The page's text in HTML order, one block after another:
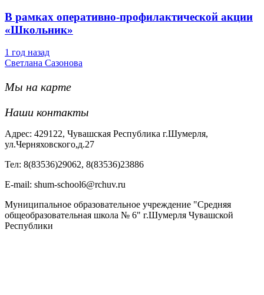
В рамках оперативно-профилактической акции
«Школьник»
1 год назад
Светлана Сазонова
Мы на карте
Наши контакты
Адрес: 429122, Чувашская Республика г.Шумерля,
ул.Черняховского,д.27
Тел: 8(83536)29062, 8(83536)23886
Е-mail: shum-school6@rchuv.ru
Муниципальное образовательное учреждение "Средняя
общеобразовательная школа № 6" г.Шумерля Чувашской
Республики